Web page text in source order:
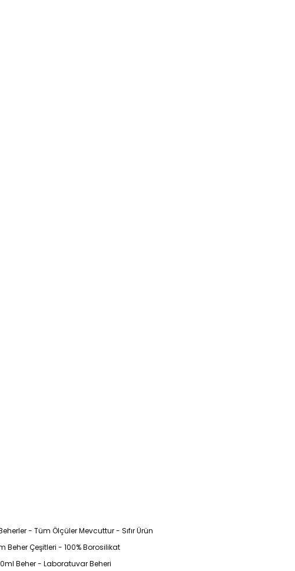
- Tüm Ölçüler Mevcuttur - Sıfır Ürün
Beher Çeşitleri - 100% Borosilikat
Beher - Laboratuvar Beheri